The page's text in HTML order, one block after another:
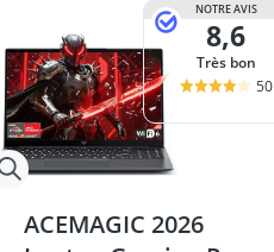
NOTRE AVIS
8,6
Très bon
50
ACEMAGIC 2026